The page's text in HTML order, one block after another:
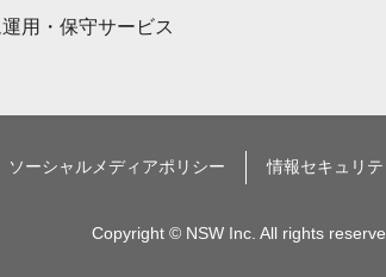
用・保守サービス
ソーシャルメディアポリシー 情報セキュリ
Copyright © NSW Inc. All rights